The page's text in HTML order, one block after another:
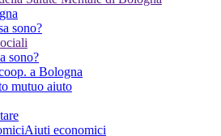
sono?
sono?
a Bologna
mutuo aiuto
Aiuti economici